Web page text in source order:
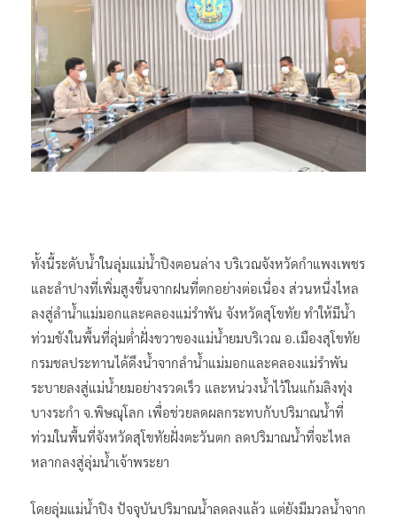
ทั้งนี้ระดับน้ำในลุ่มแม่น้ำปิงตอนล่าง บริเวณจังหวัดกำแพงเพชร
และลำปางที่เพิ่มสูงขึ้นจากฝนที่ตกอย่างต่อเนื่อง ส่วนหนึ่งไหล
ลงสู่ลำน้ำแม่มอกและคลองแม่รำพัน จังหวัดสุโขทัย ทำให้มีน้ำ
ท่วมขังในพื้นที่ลุ่มต่ำฝั่งขวาของแม่น้ำยมบริเวณ อ.เมืองสุโขทัย
กรมชลประทานได้ดึงน้ำจากลำน้ำแม่มอกและคลองแม่รำพัน
ระบายลงสู่แม่น้ำยมอย่างรวดเร็ว และหน่วงน้ำไว้ในแก้มลิงทุ่ง
บางระกำ จ.พิษณุโลก เพื่อช่วยลดผลกระทบกับปริมาณน้ำที่
ท่วมในพื้นที่จังหวัดสุโขทัยฝั่งตะวันตก ลดปริมาณน้ำที่จะไหล
หลากลงสู่ลุ่มน้ำเจ้าพระยา
โดยลุ่มแม่น้ำปิง ปัจจุบันปริมาณน้ำลดลงแล้ว แต่ยังมีมวลน้ำจาก